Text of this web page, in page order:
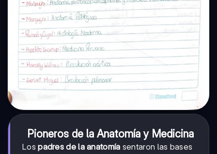
Pioneros de la Anatomía y Medicina
Lospadres de la anatomía sentaron las bases